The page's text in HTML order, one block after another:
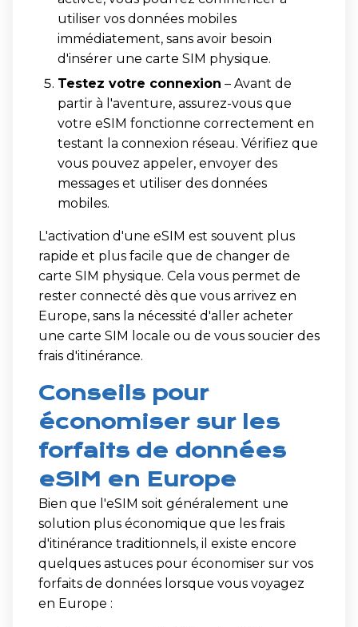
utiliser vos données mobiles
immédiatement, sans avoir besoin
d'insérer une carte SIM physique.
Testez votre connexion – Avant de
partir à l'aventure, assurez-vous que
votre eSIM fonctionne correctement en
testant la connexion réseau. Vérifiez que
vous pouvez appeler, envoyer des
messages et utiliser des données
mobiles.
L'activation d'une eSIM est souvent plus
rapide et plus facile que de changer de
carte SIM physique. Cela vous permet de
rester connecté dès que vous arrivez en
Europe, sans la nécessité d'aller acheter
une carte SIM locale ou de vous soucier des
frais d'itinérance.
Conseils pour
économiser sur les
forfaits de données
eSIM en Europe
Bien que l'eSIM soit généralement une
solution plus économique que les frais
d'itinérance traditionnels, il existe encore
quelques astuces pour économiser sur vos
forfaits de données lorsque vous voyagez
en Europe :